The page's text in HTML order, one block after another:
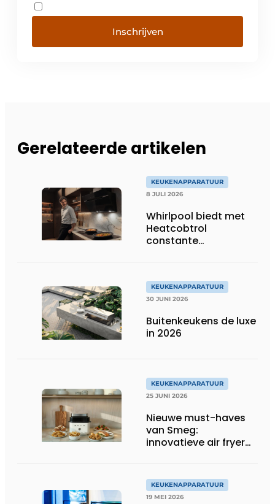
Inschrijven
Gerelateerde artikelen
KEUKENAPPARATUUR
8 JULI 2026
Whirlpool biedt met
Heatcobtrol
constante
KEUKENAPPARATUUR
30 JUNI 2026
Buitenkeukens de luxe
in 2026
KEUKENAPPARATUUR
25 JUNI 2026
Nieuwe must-haves
van Smeg:
innovatieve air fryer
KEUKENAPPARATUUR
19 MEI 2026